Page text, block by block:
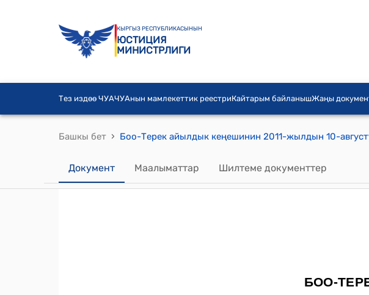
КЫРГЫЗ РЕСПУБЛИКАСЫНЫН
ЮСТИЦИЯ
МИНИСТРЛИГИ
Тез издөө ЧУАЧУАнын мамлекеттик реестриКайтарым байланышЖаңы
Башкы бет ›
Документ Маалыматтар Шилтеме документтер